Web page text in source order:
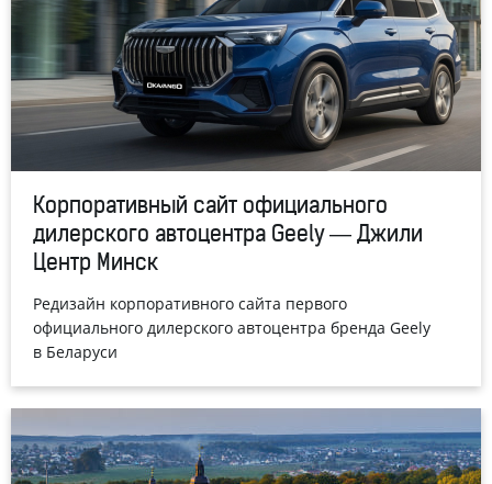
Корпоративный сайт официального
дилерского автоцентра Geely — Джили
Центр Минск
Редизайн корпоративного сайта первого
официального дилерского автоцентра бренда Geely
в Беларуси